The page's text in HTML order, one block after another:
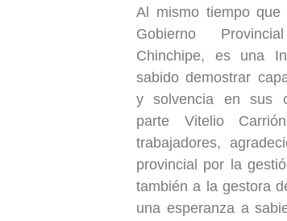
Al mismo tiempo que
Gobierno
Chinchipe, es una
sabido demostrar
y solvencia en sus
parte Vitelio
trabajadores,
provincial por la
también a la gestora
una esperanza a